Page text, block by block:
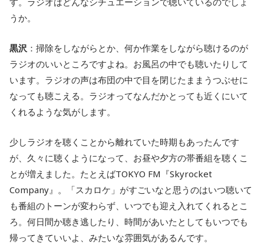
うか。
黒沢 ：掃除をしながらとか、何か作業をしながら聴けるのが
ラジオのいいところですよね。お風呂の中でも聴いたりして
います。ラジオの声は布団の中で目を閉じたままうつぶせに
なっても聴こえる。ラジオってなんだかとっても近くにいて
くれるような気がします。
少しラジオを聴くことから離れていた時期もあったんです
が、久々に聴くようになって、お昼や夕方の帯番組を聴くこ
とが増えました。たとえばTOKYO FM『Skyrocket
Company』。「スカロケ」がすごいなと思うのはいつ聴いて
も番組のトーンが変わらず、いつでも迎え入れてくれるとこ
ろ。何日間か聴き逃したり、時間があいたとしてもいつでも
帰ってきていいよ、みたいな雰囲気があるんです。